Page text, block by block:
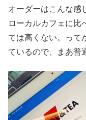
オーダーはこんな感
ローカルカフェに比
ては高くない。って
ているので、まあ普